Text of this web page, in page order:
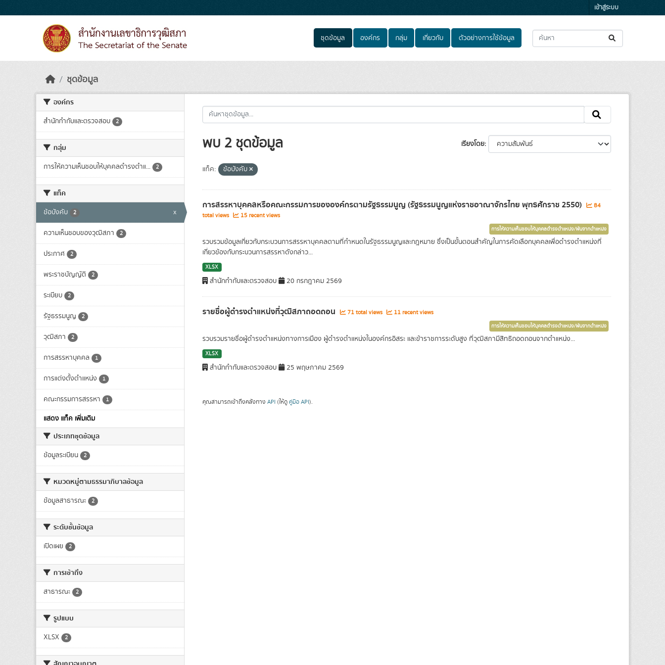
เข้าสู่ระบบ
ชุดข้อมูล องค์กร กลุ่ม เกี่ยวกับ ตัวอย่างการใช้ข้อมูล
ชุดข้อมูล
องค์กร
สำนักกำกับและตรวจสอบ 2
กลุ่ม
การให้ความเห็นชอบให้บุคคลดำรงตำแ... 2
แท็ค
ข้อบังคับ 2 x
ความเห็นชอบของวุฒิสภา 2
ประกาศ 2
พระราชบัญญัติ 2
ระเบียบ 2
รัฐธรรมนูญ 2
วุฒิสภา 2
การสรรหาบุคคล 1
การแต่งตั้งตำแหน่ง 1
คณะกรรมการสรรหา 1
แสดง แท็ค เพิ่มเติม
ประเภทชุดข้อมูล
ข้อมูลระเบียน 2
หมวดหมู่ตามธรรมาภิบาลข้อมูล
ข้อมูลสาธารณะ 2
ระดับชั้นข้อมูล
เปิดเผย 2
การเข้าถึง
สาธารณะ 2
รูปแบบ
XLSX 2
เรียงโดย
พบ 2 ชุดข้อมูล
แท็ค: ข้อบังคับ
การสรรหาบุคคลหรือคณะกรรมการขององค์กรตามรัฐธรรมนูญ (รัฐธรรมนูญแห่งราชอาณาจักรไทย พุทธศักราช 2550)
84
total views
15 recent views
การให้ความเห็นชอบให้บุคคลดำรงตำแหน่ง/พ้นจากตำแหน่ง
รวบรวมข้อมูลเกี่ยวกับกระบวนการสรรหาบุคคลตามที่กำหนดในรัฐธรรมนูญและกฎหมาย ซึ่งเป็นขั้นตอนสำคัญในการคัดเลือกบุคคลเพื่อดำรงตำแหน่งที่
เกี่ยวข้องกับกระบวนการสรรหาดังกล่าว...
XLSX
สำนักกำกับและตรวจสอบ 20 กรกฎาคม 2569
รายชื่อผู้ดำรงตำแหน่งที่วุฒิสภาถอดถอน 71 total views 11 recent views
การให้ความเห็นชอบให้บุคคลดำรงตำแหน่ง/พ้นจากตำแหน่ง
รวบรวมรายชื่อผู้ดำรงตำแหน่งทางการเมือง ผู้ดำรงตำแหน่งในองค์กรอิสระ และข้าราชการระดับสูง ที่วุฒิสภามีสิทธิถอดถอนจากตำแหน่ง...
XLSX
สำนักกำกับและตรวจสอบ 25 พฤษภาคม 2569
คุณสามารถเข้าถึงคลังทาง API (ให้ดู คู่มือ API).